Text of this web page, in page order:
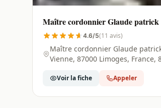
Maître cordonnier Glaude patrick
87000
4.6/5(11 avis)
Maître cordonnier Glaude
Vienne, 87000 Limoges, France,
Voir la fiche Appeler